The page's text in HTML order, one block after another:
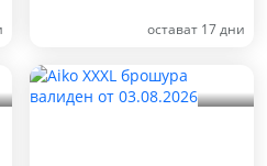
остават 17 дни